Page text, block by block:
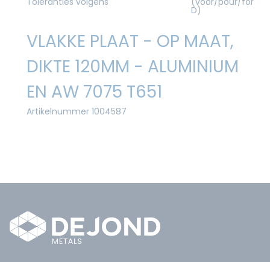
D)
VLAKKE PLAAT - OP MAAT,
DIKTE 120MM - ALUMINIUM
EN AW 7075 T651
Artikelnummer 1004587